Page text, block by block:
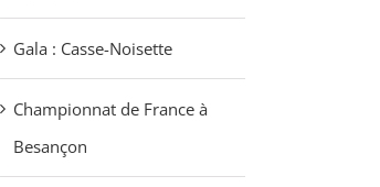
Gala : Casse-Noisette
Championnat de France à
Besançon